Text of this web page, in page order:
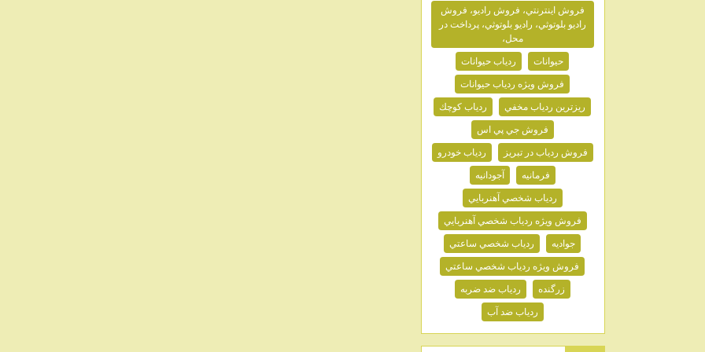
فروش اينترنتي، فروش راديو، فروش
راديو بلوتوثي، راديو بلوتوثي، پرداخت در
محل،
حيوانات ردياب حيوانات
فروش ويژه ردياب حيوانات
ريزترين ردياب مخفي ردياب كوچك
فروش جي پي اس
فروش ردياب در تبريز ردياب خودرو
فرمانيه آجودانيه
ردياب شخصي آهنربايي
فروش ويژه ردياب شخصي آهنربايي
جواديه ردياب شخصي ساعتي
فروش ويژه ردياب شخصي ساعتي
زرگنده ردياب ضد ضربه
ردياب ضد آب